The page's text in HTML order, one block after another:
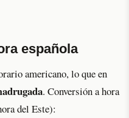
española
americano, lo que en
. Conversión a hora
del Este):